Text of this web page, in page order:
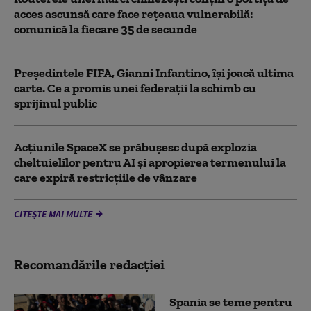
acces ascunsă care face rețeaua vulnerabilă:
comunică la fiecare 35 de secunde
Președintele FIFA, Gianni Infantino, îşi joacă ultima
carte. Ce a promis unei federații la schimb cu
sprijinul public
Acţiunile SpaceX se prăbuşesc după explozia
cheltuielilor pentru AI şi apropierea termenului la
care expiră restricţiile de vânzare
CITEȘTE MAI MULTE
Recomandările redacţiei
Spania se teme pentru